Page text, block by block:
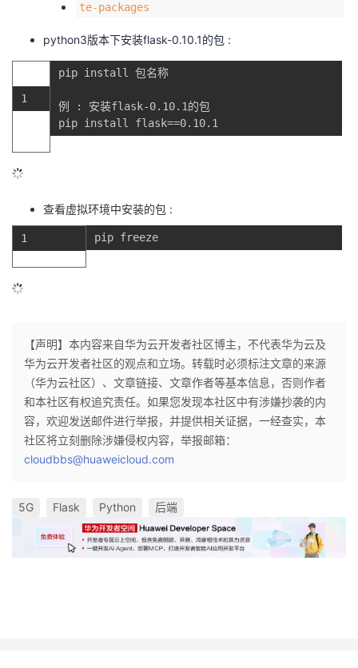
te-packages
python3版本下安装flask-0.10.1的包 :
1
pip install 包名称
例 : 安装flask-0.10.1的包
pip install flask==0.10.1
查看虚拟环境中安装的包 :
1 pip freeze
【声明】本内容来自华为云开发者社区博主，不代表华为云及
华为云开发者社区的观点和立场。转载时必须标注文章的来源
（华为云社区）、文章链接、文章作者等基本信息，否则作者
和本社区有权追究责任。如果您发现本社区中有涉嫌抄袭的内
容，欢迎发送邮件进行举报，并提供相关证据，一经查实，本
社区将立刻删除涉嫌侵权内容，举报邮箱：
cloudbbs@huaweicloud.com
5G Flask Python 后端